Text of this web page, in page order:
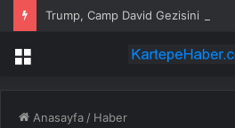
Trump, Camp David Gezisini
Menü
Anasayfa / Haber